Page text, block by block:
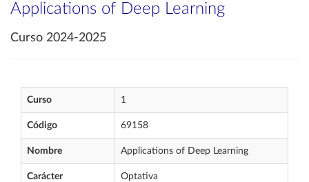
Applications of Deep Learning
Curso 2024-2025
Curso 1
Código 69158
Nombre Applications of Deep Learning
Carácter Optativa